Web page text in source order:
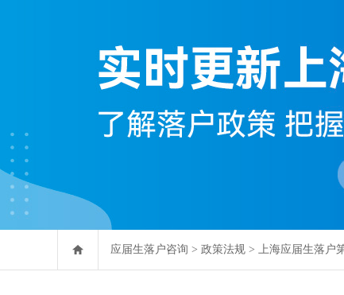
应届生落户咨询 > 政策法规 > 上海应届生落户